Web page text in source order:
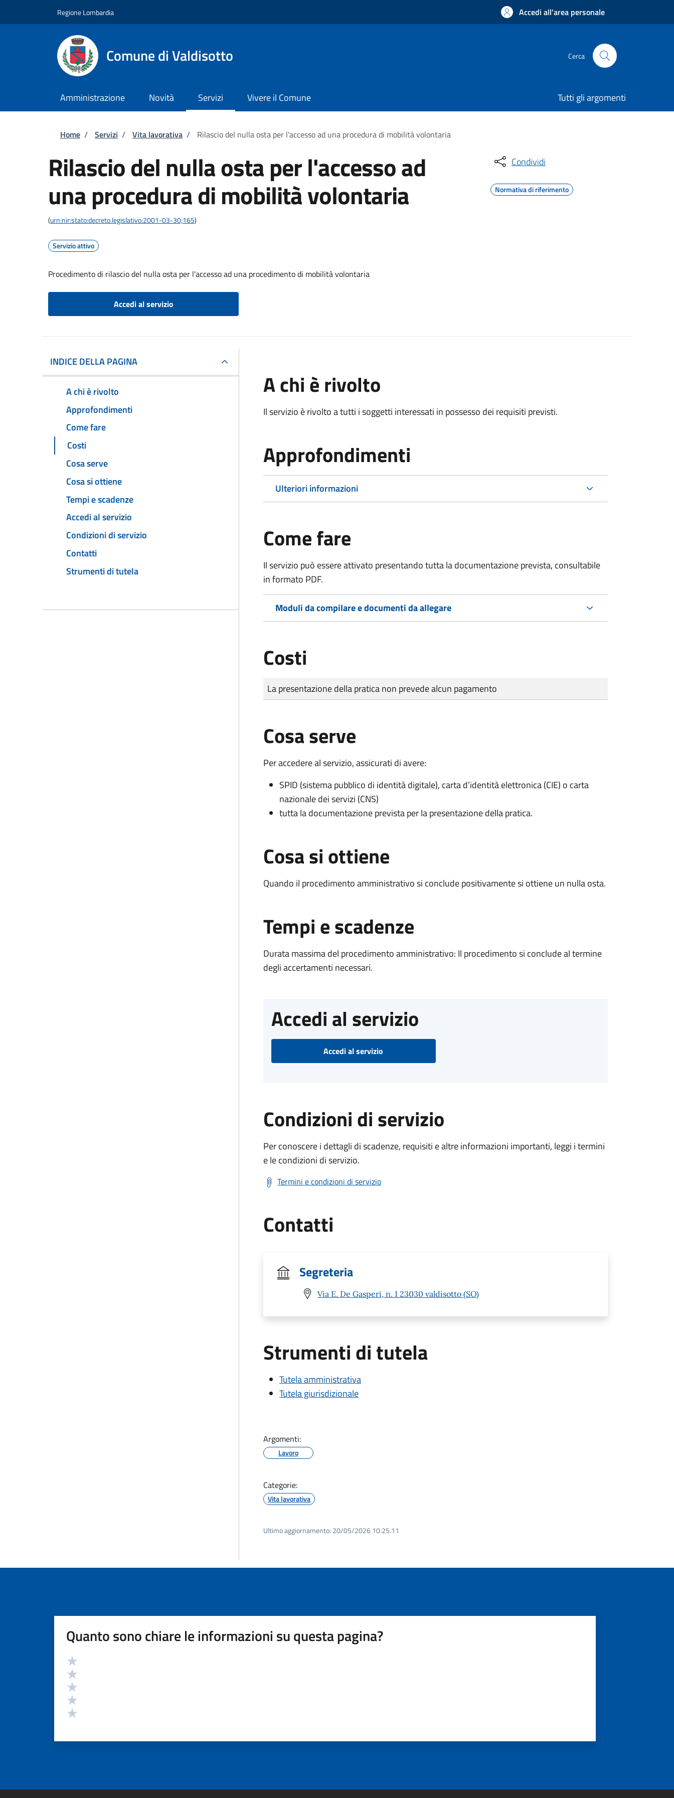
Regione Lombardia Accedi all'area personale
Comune di Valdisotto Cerca
Amministrazione Novità Servizi Vivere il Comune Tutti gli argomenti
Briciole di pane
Home / Servizi / Vita lavorativa / Rilascio del nulla osta per l'accesso ad una procedura di mobilità volontaria
Rilascio del nulla osta per l'accesso ad
una procedura di mobilità volontaria
(urn:nir:stato:decreto.legislativo:2001-03-30;165)
Servizio attivo
Procedimento di rilascio del nulla osta per l'accesso ad una procedimento di mobilità volontaria
Accedi al servizio
Condividi
Normativa di riferimento
INDICE DELLA PAGINA
A chi è rivolto
Approfondimenti
Come fare
Costi
Cosa serve
Cosa si ottiene
Tempi e scadenze
Accedi al servizio
Condizioni di servizio
Contatti
Strumenti di tutela
A chi è rivolto
Il servizio è rivolto a tutti i soggetti interessati in possesso dei requisiti previsti.
Approfondimenti
Ulteriori informazioni
Come fare
Il servizio può essere attivato presentando tutta la documentazione prevista, consultabile
in formato PDF.
Moduli da compilare e documenti da allegare
Costi
Tipo di pagamento
Importo
La presentazione della pratica non prevede alcun pagamento
Cosa serve
Per accedere al servizio, assicurati di avere:
SPID (sistema pubblico di identità digitale), carta d’identità elettronica (CIE) o carta
nazionale dei servizi (CNS)
tutta la documentazione prevista per la presentazione della pratica.
Cosa si ottiene
Quando il procedimento amministrativo si conclude positivamente si ottiene un nulla osta.
Tempi e scadenze
Durata massima del procedimento amministrativo: Il procedimento si conclude al termine
degli accertamenti necessari.
Accedi al servizio
Accedi al servizio
Condizioni di servizio
Per conoscere i dettagli di scadenze, requisiti e altre informazioni importanti, leggi i termini
e le condizioni di servizio.
Termini e condizioni di servizio
Contatti
Segreteria
Via E. De Gasperi, n. 1 23030 valdisotto (SO)
Strumenti di tutela
Tutela amministrativa
Tutela giurisdizionale
Argomenti:
Lavoro
Categorie:
Vita lavorativa
Ultimo aggiornamento: 20/05/2026 10:25.11
Quanto sono chiare le informazioni su questa pagina?
Valutazione